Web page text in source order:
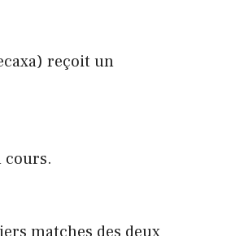
reçoit un
cours.
matches des deux